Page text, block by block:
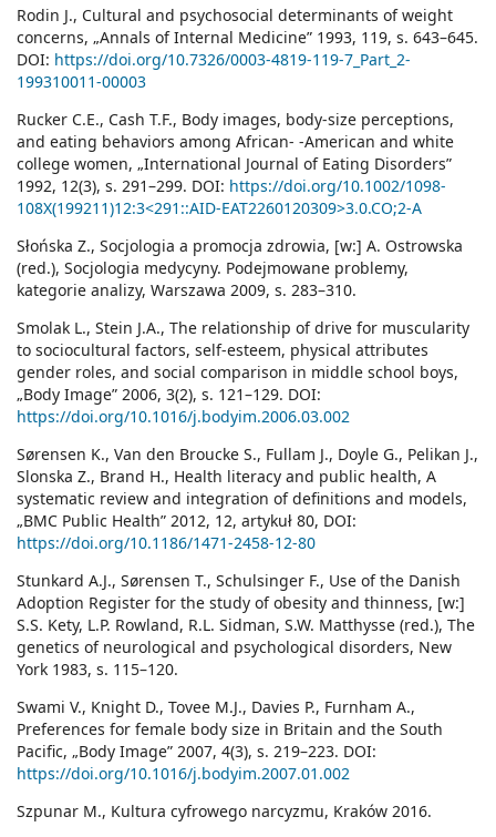
Rodin J., Cultural and psychosocial determinants of weight
concerns, „Annals of Internal Medicine” 1993, 119, s. 643–645.
DOI: https://doi.org/10.7326/0003-4819-119-7_Part_2-
199310011-00003
Rucker C.E., Cash T.F., Body images, body-size perceptions,
and eating behaviors among African- -American and white
college women, „International Journal of Eating Disorders”
1992, 12(3), s. 291–299. DOI: https://doi.org/10.1002/1098-
108X(199211)12:3<291::AID-EAT2260120309>3.0.CO;2-A
Słońska Z., Socjologia a promocja zdrowia, [w:] A. Ostrowska
(red.), Socjologia medycyny. Podejmowane problemy,
kategorie analizy, Warszawa 2009, s. 283–310.
Smolak L., Stein J.A., The relationship of drive for muscularity
to sociocultural factors, self-esteem, physical attributes
gender roles, and social comparison in middle school boys,
„Body Image” 2006, 3(2), s. 121–129. DOI:
https://doi.org/10.1016/j.bodyim.2006.03.002
Sørensen K., Van den Broucke S., Fullam J., Doyle G., Pelikan J.,
Slonska Z., Brand H., Health literacy and public health, A
systematic review and integration of definitions and models,
„BMC Public Health” 2012, 12, artykuł 80, DOI:
https://doi.org/10.1186/1471-2458-12-80
Stunkard A.J., Sørensen T., Schulsinger F., Use of the Danish
Adoption Register for the study of obesity and thinness, [w:]
S.S. Kety, L.P. Rowland, R.L. Sidman, S.W. Matthysse (red.), The
genetics of neurological and psychological disorders, New
York 1983, s. 115–120.
Swami V., Knight D., Tovee M.J., Davies P., Furnham A.,
Preferences for female body size in Britain and the South
Pacific, „Body Image” 2007, 4(3), s. 219–223. DOI:
https://doi.org/10.1016/j.bodyim.2007.01.002
Szpunar M., Kultura cyfrowego narcyzmu, Kraków 2016.